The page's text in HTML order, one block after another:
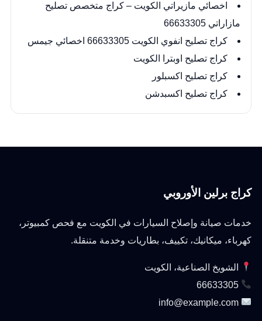
اخصائي مازيراتي الكويت – كراج متخصص تصليح
مازاراتي 66633305
كراج تصليح انفوي الكويت 66633305 اخصائي جيمس
كراج تصليح اوبترا الكويت
كراج تصليح اكسبلور
كراج تصليح اكسبدشن
كراج برلين الأوروبي
خدمات صيانة وإصلاح السيارات في الكويت مع فحص كمبيوتر،
كهرباء، ميكانيك، تكييف، بطاريات وخدمة متنقلة.
الشويخ الصناعية، الكويت
66633305
info@example.com